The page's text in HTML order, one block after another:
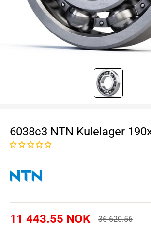
6038c3 NTN Kulelager
11 443.55 NOK 36 620.56